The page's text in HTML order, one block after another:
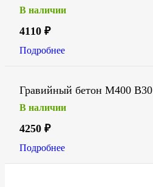
В наличии
4110 ₽
Подробнее
Гравийный бетон М400 В30
В наличии
4250 ₽
Подробнее